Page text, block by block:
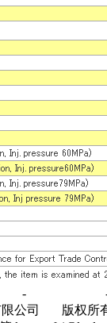
-
所有